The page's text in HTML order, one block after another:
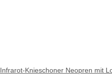
Infrarot-Knieschoner Neopren mit